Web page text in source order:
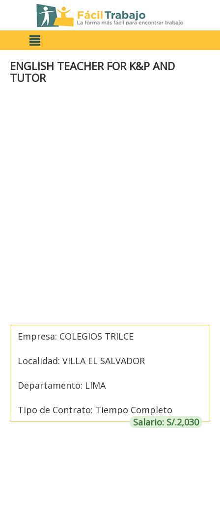
ENGLISH TEACHER FOR K&P AND
TUTOR
Empresa: COLEGIOS TRILCE
Localidad: VILLA EL SALVADOR
Departamento: LIMA
Tipo de Contrato: Tiempo Completo
Salario: S/.2,030